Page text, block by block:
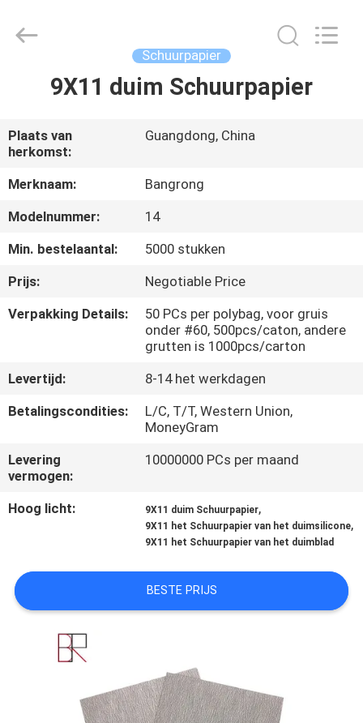
PRODUCTEN
ONGEVEER
ONS
FABRIEKSREIS
KWALITEITSCONTROLE
CONTACTEER
ONS
NIEUWS
VERZOEK
CITAAT
SITEMAP
PRIVACY
Rights
Schuurpapier
9X11 duim Schuurpapier
Plaats van
herkomst:
Guangdong, China
Merknaam:
Bangrong
Modelnummer:
14
Min. bestelaantal:
5000 stukken
Prijs:
Negotiable Price
Verpakking Details:
50 PCs per polybag, voor gruis
onder #60, 500pcs/caton, andere
grutten is 1000pcs/carton
Levertijd:
8-14 het werkdagen
Betalingscondities:
L/C, T/T, Western Union,
MoneyGram
Levering
vermogen:
10000000 PCs per maand
Hoog licht: 9X11 duim Schuurpapier,
9X11 het Schuurpapier van het duimsilicone,
9X11 het Schuurpapier van het duimblad
BESTE PRIJS